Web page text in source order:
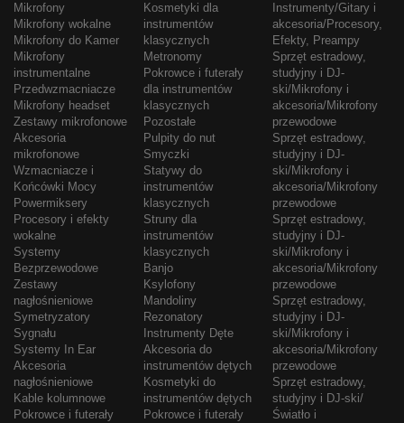
Mikrofony
Mikrofony wokalne
Mikrofony do Kamer
Mikrofony
instrumentalne
Przedwzmacniacze
Mikrofony headset
Zestawy mikrofonowe
Akcesoria
mikrofonowe
Wzmacniacze i
Końcówki Mocy
Powermiksery
Procesory i efekty
wokalne
Systemy
Bezprzewodowe
Zestawy
nagłośnieniowe
Symetryzatory
Sygnału
Systemy In Ear
Akcesoria
nagłośnieniowe
Kable kolumnowe
Pokrowce i futerały
Kosmetyki dla
instrumentów
klasycznych
Metronomy
Pokrowce i futerały
dla instrumentów
klasycznych
Pozostałe
Pulpity do nut
Smyczki
Statywy do
instrumentów
klasycznych
Struny dla
instrumentów
klasycznych
Banjo
Ksylofony
Mandoliny
Rezonatory
Instrumenty Dęte
Akcesoria do
instrumentów dętych
Kosmetyki do
instrumentów dętych
Pokrowce i futerały
Instrumenty/Gitary i
akcesoria/Procesory,
Efekty, Preampy
Sprzęt estradowy,
studyjny i DJ-
ski/Mikrofony i
akcesoria/Mikrofony
przewodowe
Sprzęt estradowy,
studyjny i DJ-
ski/Mikrofony i
akcesoria/Mikrofony
przewodowe
Sprzęt estradowy,
studyjny i DJ-
ski/Mikrofony i
akcesoria/Mikrofony
przewodowe
Sprzęt estradowy,
studyjny i DJ-
ski/Mikrofony i
akcesoria/Mikrofony
przewodowe
Sprzęt estradowy,
studyjny i DJ-ski/
Światło i